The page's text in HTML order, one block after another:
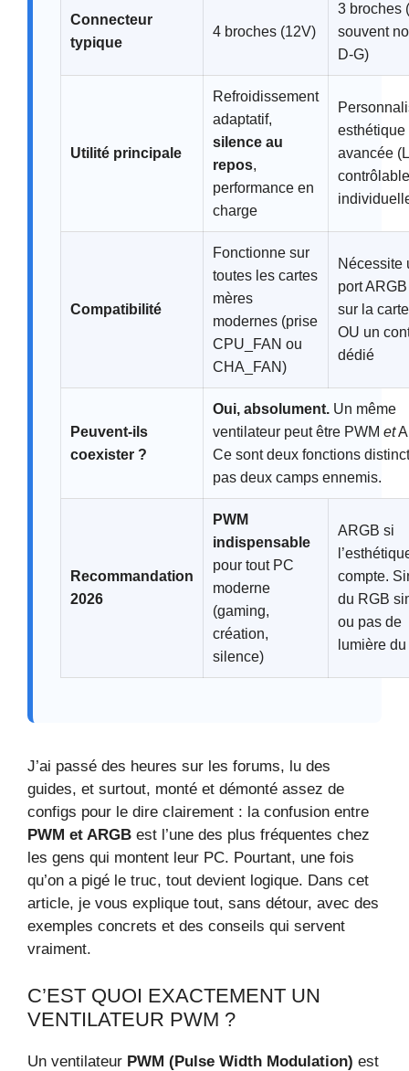
Connecteur
typique
4 broches (12V)
3 broches
souvent
D-G)
Utilité principale
Refroidissement
adaptatif,
silence au
repos,
performance en
charge
esthétique
avancée
Compatibilité
Fonctionne sur
toutes les cartes
mères
modernes (prise
CPU_FAN ou
CHA_FAN)
Nécessite
port
sur la
OU un
dédié
Peuvent-ils
coexister ?
Oui, absolument. Un même
ventilateur peut être PWM et
Ce sont deux fonctions
pas deux camps ennemis.
Recommandation
2026
PWM
indispensable
pour tout PC
moderne
(gaming,
création,
silence)
ARGB si
compte.
du RGB
ou pas de
lumière
J’ai passé des heures sur les forums, lu des
guides, et surtout, monté et démonté assez de
configs pour le dire clairement : la confusion entre
PWM et ARGB est l’une des plus fréquentes chez
les gens qui montent leur PC. Pourtant, une fois
qu’on a pigé le truc, tout devient logique. Dans cet
article, je vous explique tout, sans détour, avec des
exemples concrets et des conseils qui servent
vraiment.
C’EST QUOI EXACTEMENT UN
VENTILATEUR PWM ?
Un ventilateur PWM (Pulse Width Modulation) est